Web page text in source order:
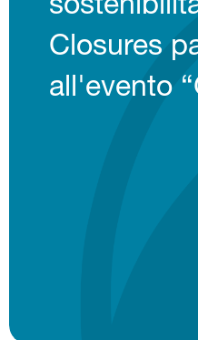
Closures
all'evento